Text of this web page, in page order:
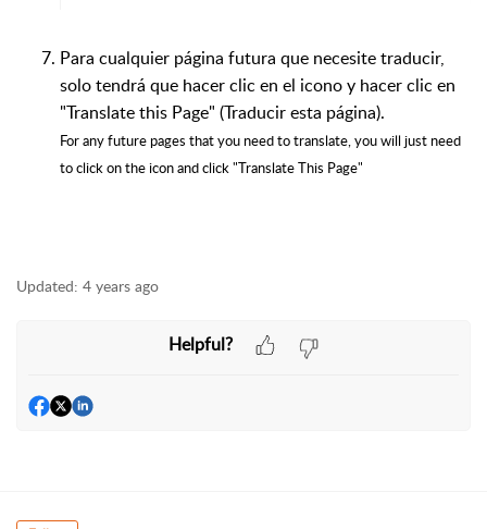
Para cualquier página futura que necesite traducir,
solo tendrá que hacer clic en el icono y hacer clic en
"Translate this Page" (Traducir esta página).
For any future pages that you need to translate, you will just need
to click on the icon and click "Translate This Page"
Updated: 4 years ago
Helpful?